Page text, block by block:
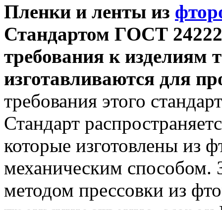
Пленки и ленты из
Стандартом ГОСТ
требования к изделиям
изготавливаются для
требования этого
Стандарт
которые изготовлены из
механическим способом.
методом прессовки из